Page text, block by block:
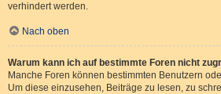
verhindert werden.
Nach oben
Warum kann ich auf bestimmte Foren nicht
Manche Foren können bestimmten Benutzern
Um diese einzusehen, Beiträge zu lesen, zu